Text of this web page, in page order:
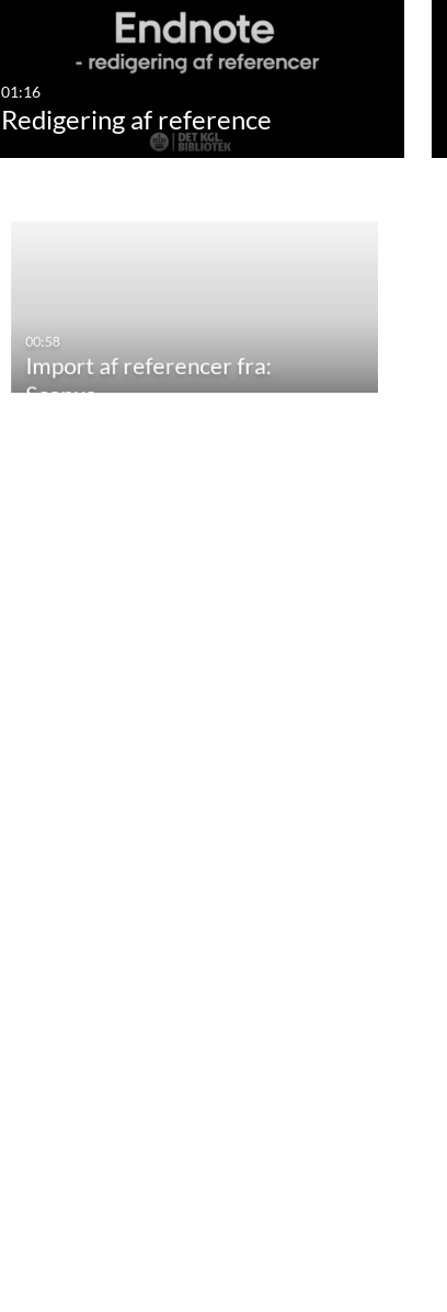
01:16
Redigering af reference
00:58
Import af referencer fra:
Scopus